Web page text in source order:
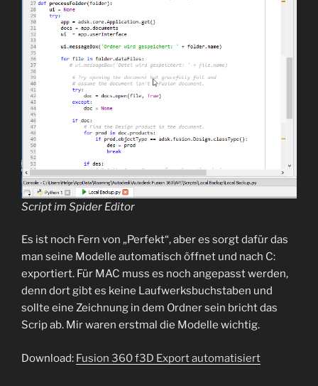
Script im Spider Editor
Es ist noch Fern von „Perfekt“, aber es sorgt dafür das
man seine Modelle automatisch öffnet und nach C:
exportiert. Für MAC muss es noch angepasst werden,
denn dort gibt es keine Laufwerksbuchstaben und
sollte eine Zeichnung in dem Ordner sein bricht das
Scrip ab. Mir waren erstmal die Modelle wichtig.
Download: Fusion 360 f3D Export automatisiert